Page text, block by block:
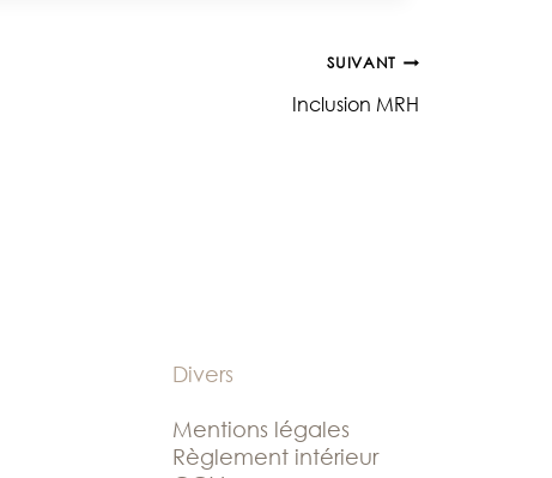
SUIVANT
Inclusion MRH
Divers
Mentions légales
Règlement intérieur